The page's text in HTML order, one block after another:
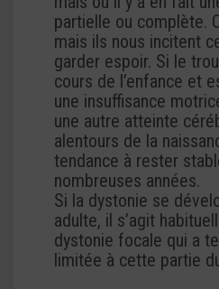
partielle ou complète.
mais ils nous incitent
garder espoir. Si le
cours de l’enfance et
une insuffisance
une autre atteinte
alentours de la
tendance à rester
nombreuses années.
Si la dystonie se
adulte, il s’agit
dystonie focale qui a
limitée à cette partie